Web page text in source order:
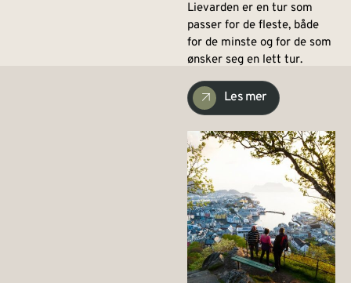
Lievarden er en tur som
passer for de fleste, både
for de minste og for de som
ønsker seg en lett tur.
Les mer